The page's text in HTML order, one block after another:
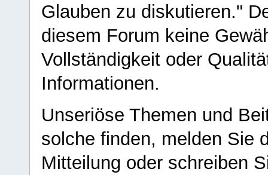
Glauben zu diskutieren."
diesem Forum keine
Vollständigkeit oder
Informationen.
Unseriöse Themen und
solche finden, melden Sie
Mitteilung oder schreiben